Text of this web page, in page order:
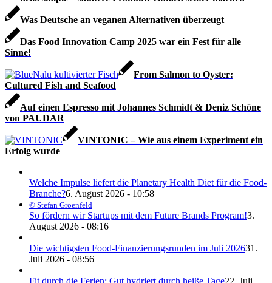
Was Deutsche an veganen Alternativen überzeugt
Das Food Innovation Camp 2025 war ein Fest für alle
Sinne!
From Salmon to Oyster:
Cultured Fish and Seafood
Auf einen Espresso mit Johannes Schmidt & Deniz Schöne
von PAUDAR
VINTONIC – Wie aus einem Experiment ein
Erfolg wurde
Welche Impulse liefert die Planetary Health Diet für die Food-
Branche?6. August 2026 - 10:58
© Stefan Groenfeld
So fördern wir Startups mit dem Future Brands Program!3.
August 2026 - 08:16
Die wichtigsten Food-Finanzierungsrunden im Juli 202631.
Juli 2026 - 08:56
Fit durch die Ferien: Gut hydriert durch heiße Tage22. Juli